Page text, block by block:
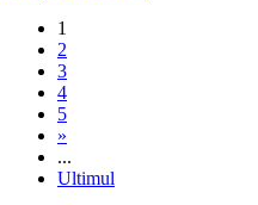
1
2
3
4
5
»
...
Ultimul